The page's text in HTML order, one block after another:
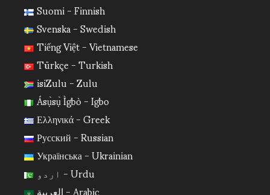
Suomi - Finnish
Svenska - Swedish
Tiếng Việt - Vietnamese
Türkçe - Turkish
isiZulu - Zulu
Ásụ̀sụ̀ Ìgbò - Igbo
Ελληνικά - Greek
Русский - Russian
Українська - Ukrainian
اردو - Urdu